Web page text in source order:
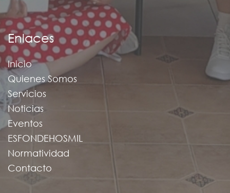
Enlaces
Inicio
Quienes Somos
Servicios
Noticias
Eventos
ESFONDEHOSMIL
Normatividad
Contacto